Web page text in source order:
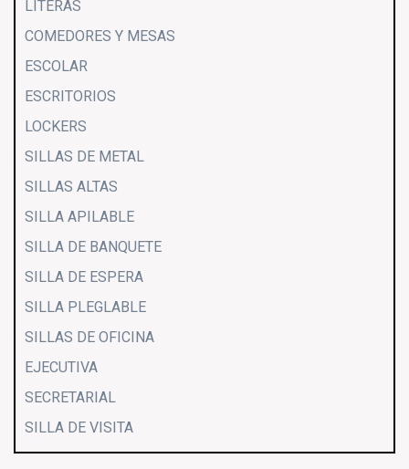
LITERAS
COMEDORES Y MESAS
ESCOLAR
ESCRITORIOS
LOCKERS
SILLAS DE METAL
SILLAS ALTAS
SILLA APILABLE
SILLA DE BANQUETE
SILLA DE ESPERA
SILLA PLEGLABLE
SILLAS DE OFICINA
EJECUTIVA
SECRETARIAL
SILLA DE VISITA